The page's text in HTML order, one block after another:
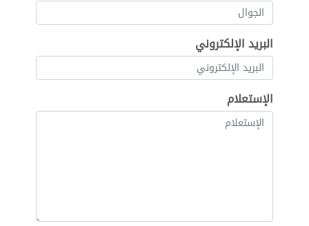
البريد الإلكتروني
الإستعلام